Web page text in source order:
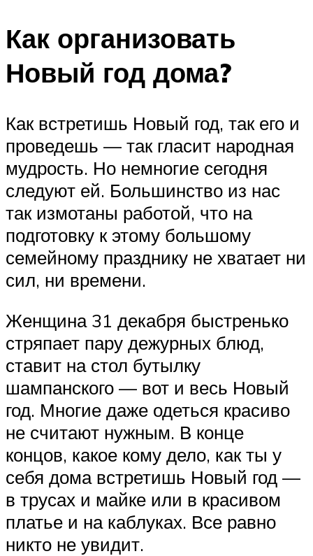
Как организовать
Новый год дома?
Как встретишь Новый год, так его и
проведешь — так гласит народная
мудрость. Но немногие сегодня
следуют ей. Большинство из нас
так измотаны работой, что на
подготовку к этому большому
семейному празднику не хватает ни
сил, ни времени.
Женщина 31 декабря быстренько
стряпает пару дежурных блюд,
ставит на стол бутылку
шампанского — вот и весь Новый
год. Многие даже одеться красиво
не считают нужным. В конце
концов, какое кому дело, как ты у
себя дома встретишь Новый год —
в трусах и майке или в красивом
платье и на каблуках. Все равно
никто не увидит.